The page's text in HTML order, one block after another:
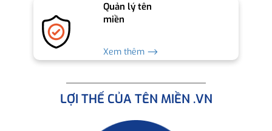
Quản lý tên
miền
Xem thêm ⟶
LỢI THẾ CỦA TÊN MIỀN .VN